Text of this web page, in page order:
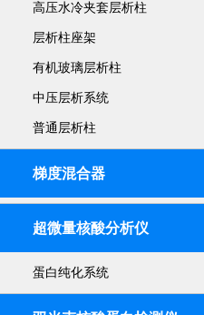
高压水冷夹套层析柱
层析柱座架
有机玻璃层析柱
中压层析系统
普通层析柱
梯度混合器
超微量核酸分析仪
蛋白纯化系统